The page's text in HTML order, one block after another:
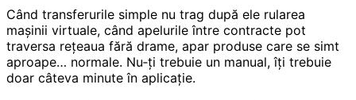
Când transferurile simple nu trag după ele rularea
mașinii virtuale, când apelurile între contracte pot
traversa rețeaua fără drame, apar produse care se simt
aproape… normale. Nu‑ți trebuie un manual, îți trebuie
doar câteva minute în aplicație.